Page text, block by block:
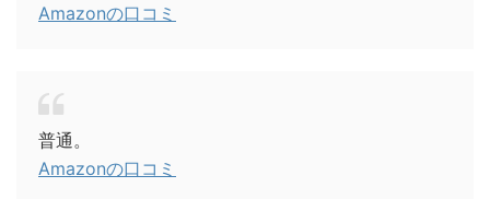
Amazonの口コミ
普通。
Amazonの口コミ